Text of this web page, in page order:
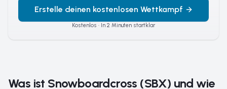
Erstelle deinen kostenlosen Wettkampf
Kostenlos · In 2 Minuten startklar
Was ist Snowboardcross (SBX) und wie